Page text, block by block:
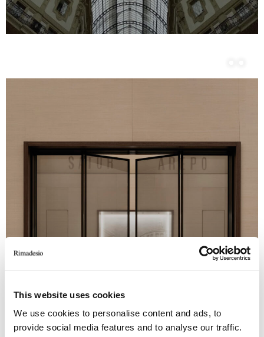
This website uses cookies
We use cookies to personalise content and ads, to
provide social media features and to analyse our traffic.